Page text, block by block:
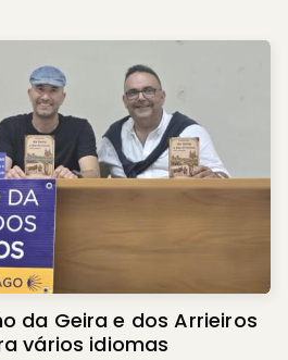
da Geira e dos Arrieiros
vários idiomas